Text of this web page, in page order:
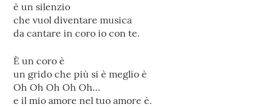
è un silenzio
che vuol diventare musica
da cantare in coro io con te.
È un coro è
un grido che più si è meglio è
Oh Oh Oh Oh Oh…
e il mio amore nel tuo amore è.